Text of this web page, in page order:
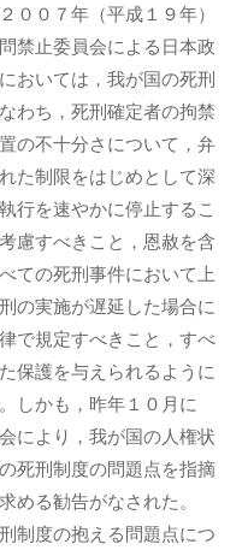
００７年（平成１９年）
禁止委員会による日本政
おいては，我が国の死刑
わち，死刑確定者の拘禁
の不十分さについて，弁
た制限をはじめとして深
行を速やかに停止するこ
慮すべきこと，恩赦を含
ての死刑事件において上
の実施が遅延した場合に
で規定すべきこと，すべ
保護を与えられるように
しかも，昨年１０月に
により，我が国の人権状
死刑制度の問題点を指摘
める勧告がなされた。
制度の抱える問題点につ